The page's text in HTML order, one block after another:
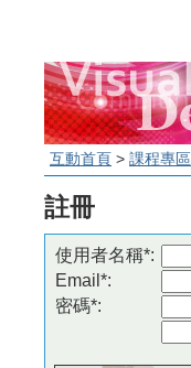
互動首頁 > 課程專區
註冊
使用者名稱*:
Email*:
密碼*: